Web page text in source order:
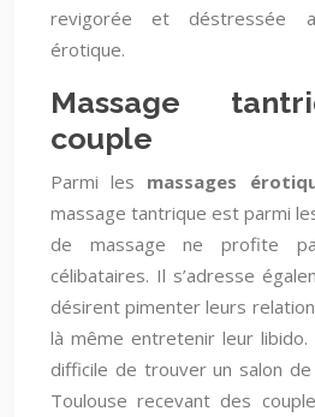
revigorée et déstressée
érotique.
Massage
couple
Parmi les massages
massage tantrique est parmi
de massage ne profite
célibataires. Il s’adresse
désirent pimenter leurs
là même entretenir leur libido.
difficile de trouver un salon
Toulouse recevant des